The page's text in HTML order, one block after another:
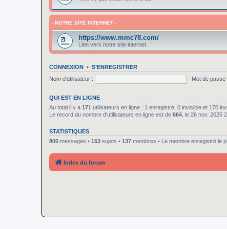
- NOTRE SITE INTERNET -
https://www.mmc78.com/
Lien vers notre site internet.
CONNEXION • S’ENREGISTRER
Nom d’utilisateur :
Mot de passe
QUI EST EN LIGNE
Au total il y a 171 utilisateurs en ligne : 1 enregistré, 0 invisible et 170
Le record du nombre d’utilisateurs en ligne est de 664 , le 26 nov. 2025
STATISTIQUES
800 messages • 153 sujets • 137 membres • Le membre enregistré le
Index du forum